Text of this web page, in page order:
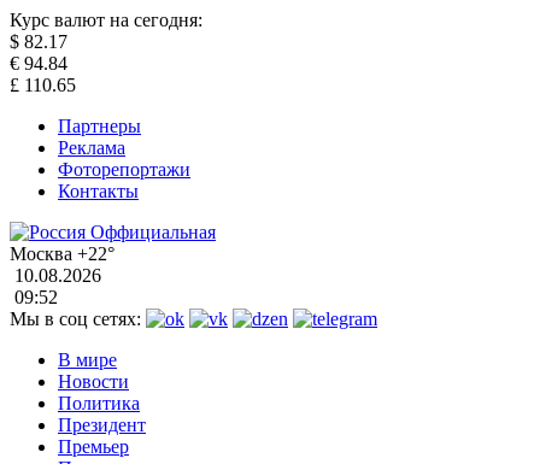
Курс валют на сегодня:
$ 82.17
€ 94.84
£ 110.65
Партнеры
Реклама
Фоторепортажи
Контакты
Москва +22°
10.08.2026
09:52
Мы в соц сетях:
В мире
Новости
Политика
Президент
Премьер